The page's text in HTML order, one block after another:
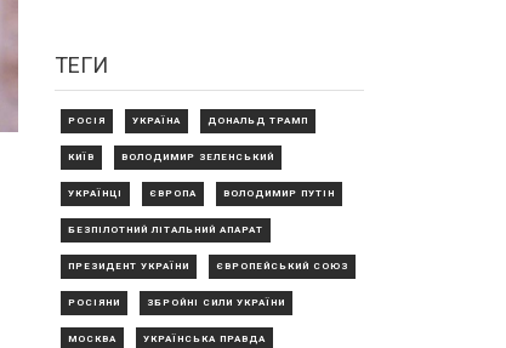
ТЕГИ
РОСІЯ УКРАЇНА ДОНАЛЬД ТРАМП
КИЇВ ВОЛОДИМИР ЗЕЛЕНСЬКИЙ
УКРАЇНЦІ ЄВРОПА ВОЛОДИМИР ПУТІН
БЕЗПІЛОТНИЙ ЛІТАЛЬНИЙ АПАРАТ
ПРЕЗИДЕНТ УКРАЇНИ ЄВРОПЕЙСЬКИЙ СОЮЗ
РОСІЯНИ ЗБРОЙНІ СИЛИ УКРАЇНИ
МОСКВА УКРАЇНСЬКА ПРАВДА